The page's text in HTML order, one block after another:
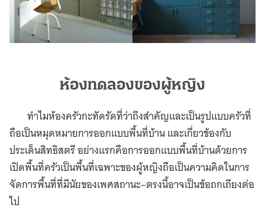
ห้องทดลองของผู้หญิง
ทำไมห้องครัวกะทัดรัดที่ว่าถึงสำคัญและเป็นรูปแบบครัวที่
ถือเป็นหมุดหมายการออกแบบพื้นที่บ้าน และเกี่ยวข้องกับ
ประเด็นสิทธิสตรี อย่างแรกคือการออกแบบพื้นที่บ้านด้วยการ
เปิดพื้นที่ครัวเป็นพื้นที่เฉพาะของผู้หญิงถือเป็นความคิดในการ
จัดการพื้นที่ที่มีนัยของเพศสถานะ–ตรงนี้อาจเป็นข้อถกเถียงต่อ
ไป